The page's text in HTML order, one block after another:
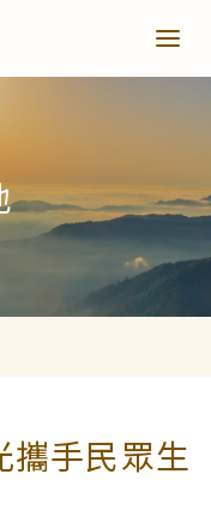
一季
攜手民眾生